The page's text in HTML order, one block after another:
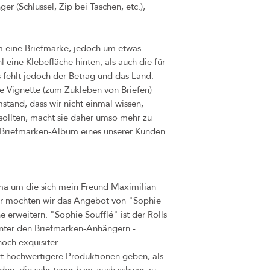
(Schlüssel, Zip bei Taschen, etc.),
Briefmarke, jedoch um etwas
Klebefläche hinten, als auch die für
jedoch der Betrag und das Land.
Vignette (zum Zukleben von Briefen)
dass wir nicht einmal wissen,
macht sie daher umso mehr zu
Album eines unserer Kunden.
um die sich mein Freund Maximilian
möchten wir das Angebot von "Sophie
erweitern. "Sophie Soufflé" ist der Rolls
den Briefmarken-Anhängern -
exquisiter.
Produktionen geben, als